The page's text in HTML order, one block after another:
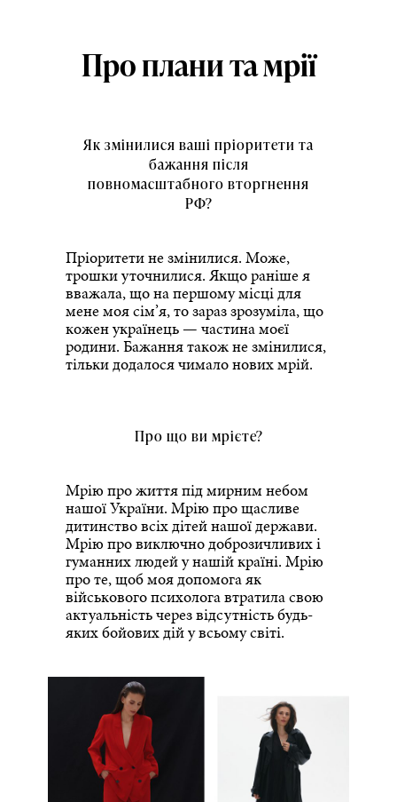
Про плани та мрії
Як змінилися ваші пріоритети та
бажання після
повномасштабного вторгнення
РФ?
Пріоритети не змінилися. Може,
трошки уточнилися. Якщо раніше я
вважала, що на першому місці для
мене моя сім’я, то зараз зрозуміла, що
кожен українець — частина моєї
родини. Бажання також не змінилися,
тільки додалося чимало нових мрій.
Про що ви мрієте?
Мрію про життя під мирним небом
нашої України. Мрію про щасливе
дитинство всіх дітей нашої держави.
Мрію про виключно доброзичливих і
гуманних людей у нашій країні. Мрію
про те, щоб моя допомога як
військового психолога втратила свою
актуальність через відсутність будь-
яких бойових дій у всьому світі.